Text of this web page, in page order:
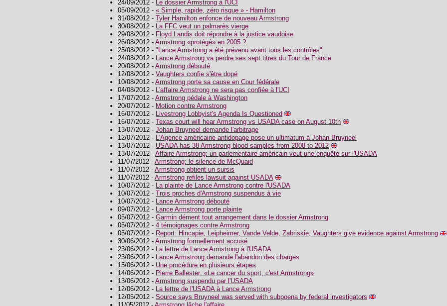
24/09/2012 -
Le dossier Armstrong à l'UCI
05/09/2012 - « Simple, rapide, zéro risque » - Hamilton
31/08/2012 - Tyler Hamilton enfonce de nouveau Armstrong
30/08/2012 -
La FFC veut un palmarès vierge
29/08/2012 - Floyd Landis doit répondre à la justice vaudoise
26/08/2012 - Armstrong «protégé» en 2005 ?
25/08/2012 - "Lance Armstrong a été prévenu avant tous les contrôles"
24/08/2012 -
Lance Armstrong va perdre ses sept titres du Tour de France
20/08/2012 - Armstrong débouté
12/08/2012 - Vaughters confie s'être dopé
10/08/2012 - Armstrong porte sa cause en Cour fédérale
04/08/2012 -
L'affaire Armstrong ne sera pas confiée à l'UCI
17/07/2012 - Armstrong pédale à Washington
20/07/2012 - Motion contre Armstrong
16/07/2012 -
Livestrong Lobbyist's Agenda Is Questioned
16/07/2012 - Texas court will hear Armstrong vs USADA case on August 10th
13/07/2012 - Johan Bruyneel demande l'arbitrage
12/07/2012 -
L'Agence américaine antidopage pose un ultimatum à Johan Bruyneel
13/07/2012 - USADA has 38 Armstrong blood samples from 2008 to 2012
13/07/2012 - Affaire Armstrong: un parlementaire américain veut une enquête sur l'USADA
11/07/2012 - Armstrong: le silence de McQuaid
11/07/2012 - Armstrong obtient un sursis
11/07/2012 - Armstrong refiles lawsuit against USADA
10/07/2012 -
La plainte de Lance Armstrong contre l'USADA
10/07/2012 - Trois proches d'Armstrong suspendus à vie
10/07/2012 -
Lance Armstrong débouté
09/07/2012 -
Lance Armstrong porte plainte
05/07/2012 - Garmin dément tout arrangement dans le dossier Armstrong
05/07/2012 - 4 témoignages contre Armstrong
05/07/2012 - Report: Hincapie, Leipheimer, Vande Velde, Zabriskie, Vaughters give evidence against Armstrong
30/06/2012 - Armstrong formellement accusé
23/06/2012 -
La lettre de Lance Armstrong à l'USADA
23/06/2012 -
Lance Armstrong demande l'abandon des charges
15/06/2012 - Une procédure en plusieurs étapes
14/06/2012 - Pierre Ballester: «Le cancer du sport, c'est Armstrong»
13/06/2012 - Armstrong suspendu par l'USADA
12/06/2012 -
La lettre de l'USADA à Lance Armstrong
12/05/2012 - Source says Bruyneel was served with subpoena by federal investigators